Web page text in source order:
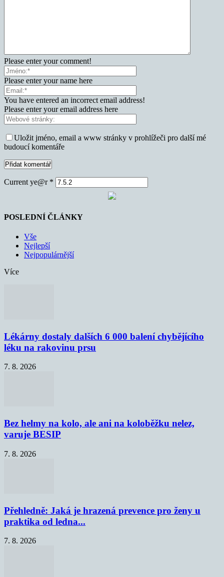
Please enter your comment!
Please enter your name here
You have entered an incorrect email address!
Please enter your email address here
Uložit jméno, email a www stránky v prohlížeči pro další mé
budoucí komentáře
Current ye@r *
POSLEDNÍ ČLÁNKY
Vše
Nejlepší
Nejpopulárnější
Více
Lékárny dostaly dalších 6 000 balení chybějícího
léku na rakovinu prsu
7. 8. 2026
Bez helmy na kolo, ale ani na koloběžku nelez,
varuje BESIP
7. 8. 2026
Přehledně: Jaká je hrazená prevence pro ženy u
praktika od ledna...
7. 8. 2026